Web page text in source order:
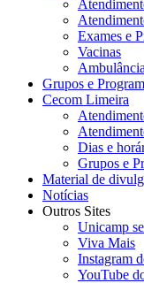
Exames e
Vacinas
Ambulância
Grupos e
Cecom Limeira
Dias e
Grupos e
Material de
Notícias
Outros Sites
Unicamp
Viva Mais
Instagram
YouTube